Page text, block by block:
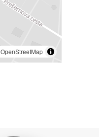
OpenStreetMap